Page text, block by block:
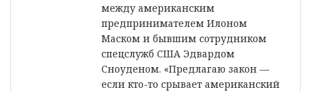
между американским
предпринимателем Илоном
Маском и бывшим сотрудником
спецслужб США Эдвардом
Сноуденом. «Предлагаю закон —
если кто-то срывает американский